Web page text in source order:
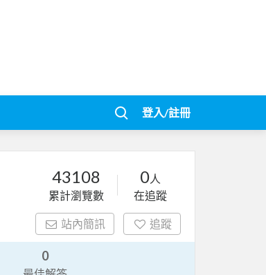
登入/註冊
43108
累計瀏覽數
0人
在追蹤
站內簡訊 追蹤
0